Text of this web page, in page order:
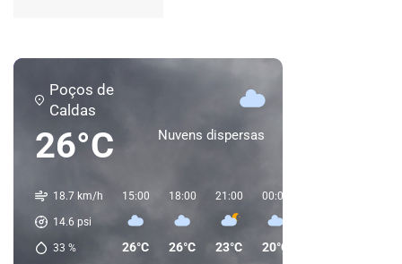
Poços de
Caldas
26°C Nuvens dispersas
18.7 km/h
14.6 psi
33 %
15:00
26°C
18:00
26°C
21:00
23°C
00:00
20°C